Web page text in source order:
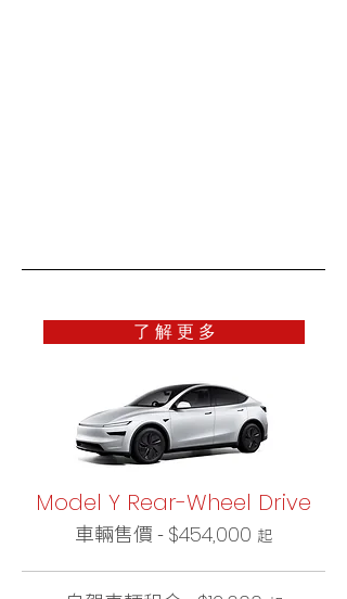
了 解 更 多
Model Y Rear-Wheel Drive
車輛售價 - $454,000 起